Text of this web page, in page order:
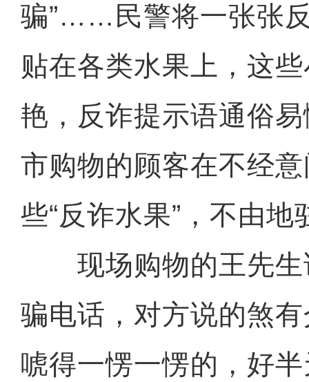
骗”……民警将一张张
贴在各类水果上，这
艳，反诈提示语通俗
市购物的顾客在不经
些“反诈水果”，不由
现场购物的王先生
骗电话，对方说的煞
唬得一愣一愣的，好